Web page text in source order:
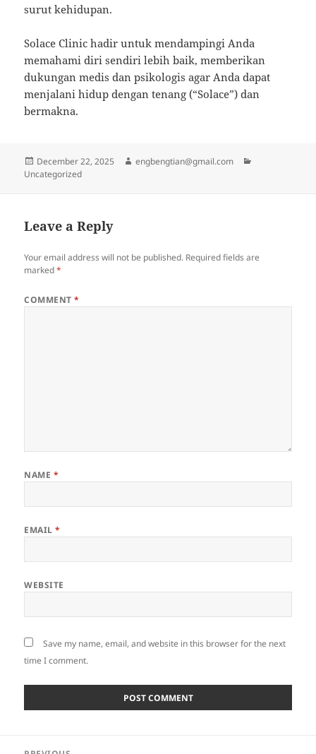
surut kehidupan.
Solace Clinic hadir untuk mendampingi Anda
memahami diri sendiri lebih baik, memberikan
dukungan medis dan psikologis agar Anda dapat
menjalani hidup dengan tenang (“Solace”) dan
bermakna.
Posted
on
December 22, 2025 Author
engbengtian@gmail.com
Uncategorized
Leave a Reply
Your email address will not be published. Required fields are
marked*
COMMENT*
NAME *
EMAIL*
WEBSITE
Save my name, email, and website in this browser for the next
time I comment.